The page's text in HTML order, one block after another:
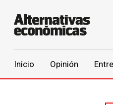
Inicio Opinión